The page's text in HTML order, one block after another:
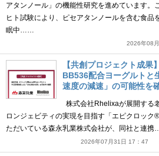
アタンノール」の機能性研究を進めています。
ヒト試験により、ピセアタンノールを含む食品
眠中……
2026年08
【共創プロジェクト成
BB536配合ヨーグルトと
速度の減速」の可能性を
株式会社Rhelixaが展開する
ロンジェビティの実現を目指す「エピクロッ
ただいている森永乳業株式会社が、同社と連携
2026年07月31日 17：47